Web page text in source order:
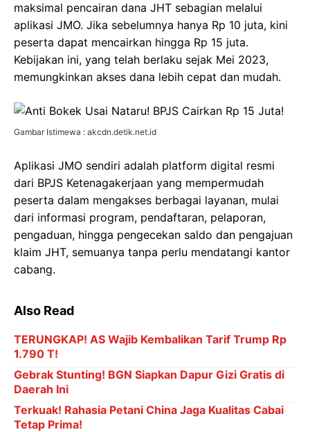
maksimal pencairan dana JHT sebagian melalui
aplikasi JMO. Jika sebelumnya hanya Rp 10 juta, kini
peserta dapat mencairkan hingga Rp 15 juta.
Kebijakan ini, yang telah berlaku sejak Mei 2023,
memungkinkan akses dana lebih cepat dan mudah.
Gambar Istimewa : akcdn.detik.net.id
Aplikasi JMO sendiri adalah platform digital resmi
dari BPJS Ketenagakerjaan yang mempermudah
peserta dalam mengakses berbagai layanan, mulai
dari informasi program, pendaftaran, pelaporan,
pengaduan, hingga pengecekan saldo dan pengajuan
klaim JHT, semuanya tanpa perlu mendatangi kantor
cabang.
Also Read
TERUNGKAP! AS Wajib Kembalikan Tarif Trump Rp
1.790 T!
Gebrak Stunting! BGN Siapkan Dapur Gizi Gratis di
Daerah Ini
Terkuak! Rahasia Petani China Jaga Kualitas Cabai
Tetap Prima!